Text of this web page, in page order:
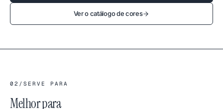
Ver o catálogo de cores
02 / SERVE PARA
Melhor para